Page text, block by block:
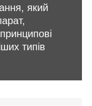
який
типів